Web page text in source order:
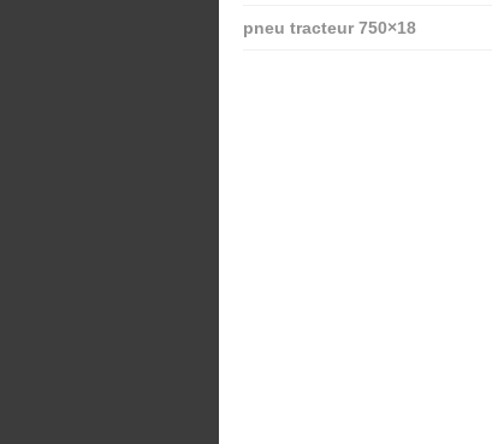
pneu tracteur 750×18